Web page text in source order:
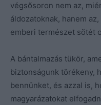
végsősoron nem az,
áldozatoknak, hanem
emberi természet sötét
A bántalmazás tükör,
biztonságunk törékeny,
bennünket, és azzal is,
magyarázatokat